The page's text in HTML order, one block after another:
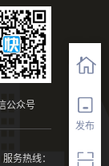
发布
公众号
服务热线：